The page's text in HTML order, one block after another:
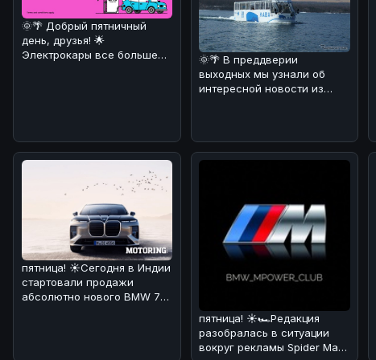
🌞🌴 Добрый пятничный
день, друзья! 🌟
Электрокары все больше
🌞🌴 В преддверии
выходных мы узнали об
интересной новости из
пятница! ☀️Сегодня в Индии
стартовали продажи
абсолютно нового BMW 7
пятница! ☀️🏎Редакция
разобралась в ситуации
вокруг рекламы Spider Man